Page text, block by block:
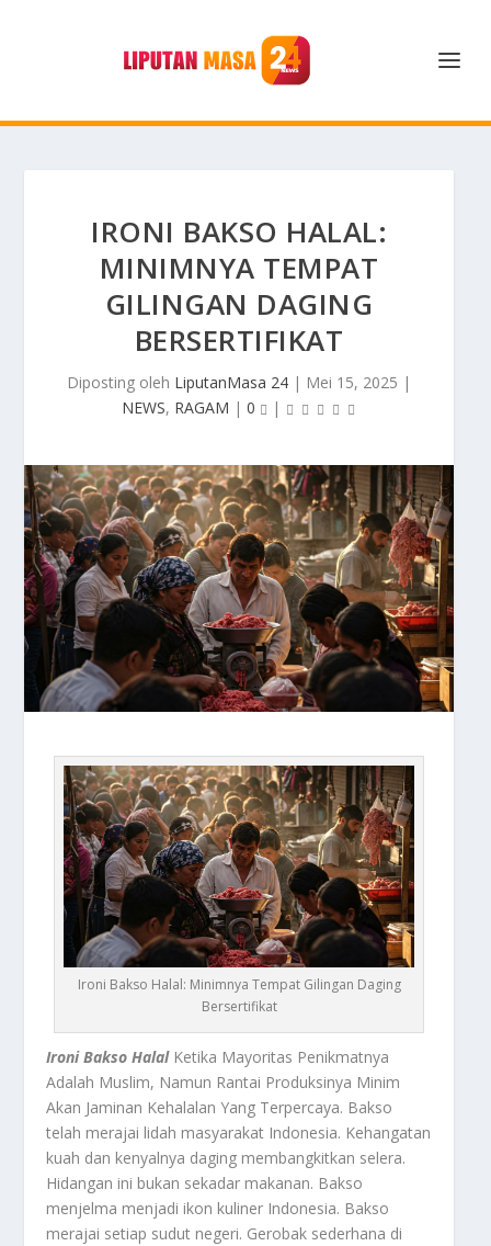
IRONI BAKSO HALAL:
MINIMNYA TEMPAT
GILINGAN DAGING
BERSERTIFIKAT
Diposting oleh LiputanMasa 24 | Mei 15, 2025 |
NEWS, RAGAM | 0 |
Ironi Bakso Halal: Minimnya Tempat Gilingan Daging
Bersertifikat
Ironi Bakso HalalKetika Mayoritas Penikmatnya
Adalah Muslim, Namun Rantai Produksinya Minim
Akan Jaminan Kehalalan Yang Terpercaya. Bakso
telah merajai lidah masyarakat Indonesia. Kehangatan
kuah dan kenyalnya daging membangkitkan selera.
Hidangan ini bukan sekadar makanan. Bakso
menjelma menjadi ikon kuliner Indonesia. Bakso
merajai setiap sudut negeri. Gerobak sederhana di